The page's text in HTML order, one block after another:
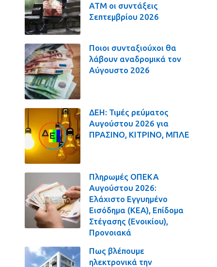
ΑΤΜ οι συντάξεις
Σεπτεμβρίου 2026
Ποιοι συνταξιούχοι θα
λάβουν αναδρομικά τον
Αύγουστο 2026
ΔΕΗ: Τιμές ρεύματος
Αυγούστου 2026 για
ΠΡΑΣΙΝΟ, ΚΙΤΡΙΝΟ, ΜΠΛΕ
Πληρωμές ΟΠΕΚΑ
Αυγούστου 2026:
Ελάχιστο Εγγυημένο
Εισόδημα (ΚΕΑ), Επίδομα
Στέγασης (Ενοικίου),
Προνοιακά
Πως βλέπουμε
ηλεκτρονικά την